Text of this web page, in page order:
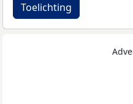
Toelichting